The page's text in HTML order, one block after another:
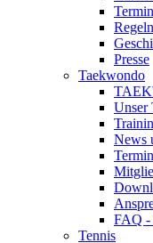
Presse
Taekwondo
Unser
News
FAQ -
Tennis